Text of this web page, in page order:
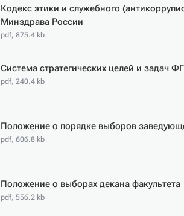
Кодекс этики и служебного
Минздрава России
pdf, 875.4 kb
Система стратегических целей и задач
pdf, 240.4 kb
Положение о порядке выборов
pdf, 606.8 kb
Положение о выборах декана факультета
pdf, 556.2 kb